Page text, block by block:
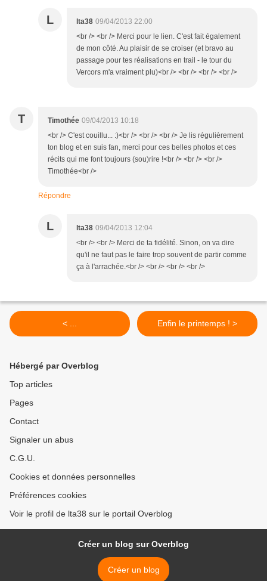
L lta38 09/04/2013 22:00
<br /> <br /> Merci pour le lien. C'est fait également
de mon côté. Au plaisir de se croiser (et bravo au
passage pour tes réalisations en trail - le tour du
Vercors m'a vraiment plu)<br /> <br /> <br /> <br />
T Timothée 09/04/2013 10:18
<br /> C'est couillu... :)<br /> <br /> <br /> Je lis régulièrement
ton blog et en suis fan, merci pour ces belles photos et ces
récits qui me font toujours (sou)rire !<br /> <br /> <br />
Timothée<br />
Répondre
L lta38 09/04/2013 12:04
<br /> <br /> Merci de ta fidélité. Sinon, on va dire
qu'il ne faut pas le faire trop souvent de partir comme
ça à l'arrachée.<br /> <br /> <br /> <br />
Enfin le printemps ! >
Hébergé par Overblog
Top articles
Pages
Contact
Signaler un abus
C.G.U.
Cookies et données personnelles
Préférences cookies
Voir le profil de lta38 sur le portail Overblog
Créer un blog sur Overblog
Créer un blog